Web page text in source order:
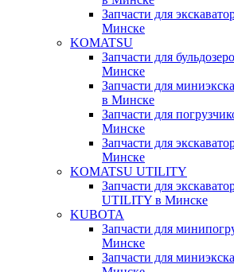
Запчасти для
Минске
KOMATSU
Запчасти для
Минске
Запчасти для
в Минске
Запчасти для
Минске
Запчасти для
Минске
KOMATSU UTILITY
Запчасти для
UTILITY в Минске
KUBOTA
Запчасти для
Минске
Запчасти для